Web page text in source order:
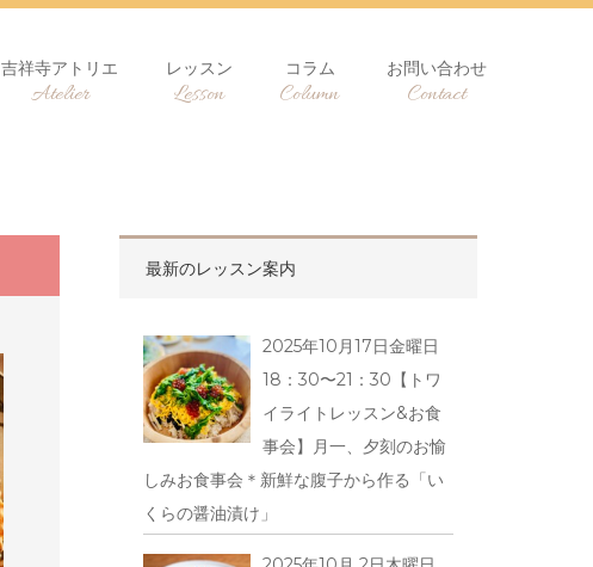
吉祥寺アトリエ
Atelier
レッスン
Lesson
コラム
Column
お問い合わせ
Contact
最新のレッスン案内
2025年10月17日金曜日
18：30〜21：30【トワ
イライトレッスン&お食
事会】月一、夕刻のお愉
しみお食事会＊新鮮な腹子から作る「い
くらの醤油漬け」